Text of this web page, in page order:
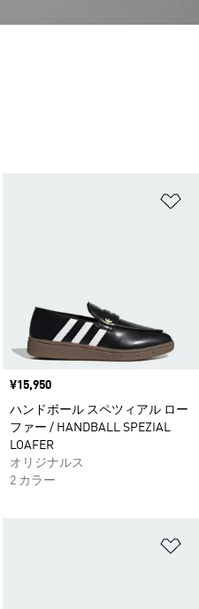
価格
¥15,950
ハンドボール スペツィアル ロー
ファー / HANDBALL SPEZIAL
LOAFER
オリジナルス
2 カラー